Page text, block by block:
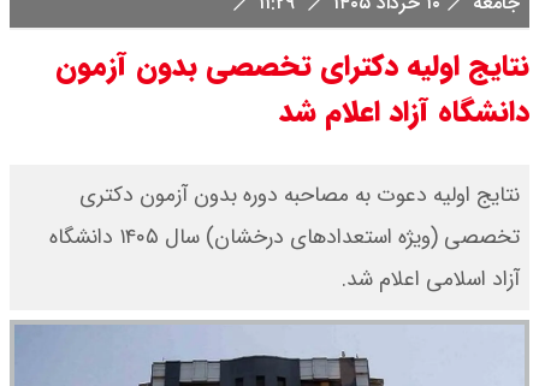
رهبر انقلاب با مسعود پزشکیان دیدار
کرد / درباره مشکلات کشور و تعامل
امیر جهانشاهی: پای نظامی آمریکایی
به ایران باز شود آن را قطع می‌کنیم +
ویدیو
ونس در بن‌بست سیاسی قرار دارد
نتایج اولیه دکترای تخصصی بدون آزمون
دانشگاه آزاد اعلام شد
نتایج اولیه دعوت به مصاحبه دوره بدون آزمون دکتری
تخصصی (ویژه استعداد‌های درخشان) سال ۱۴۰۵ دانشگاه
آزاد اسلامی اعلام شد.